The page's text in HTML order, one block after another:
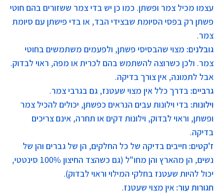
עצמו מכיל צמר ופשתן. כמו כן יש בדי צמר ששזורים בהם חוטי
פשתן רק בפסי הסיומת שבצידי הבד, או בדי פישתן עם סיומת
צמר.
גובלנים: מצוי שהבסיסי פשתן, ולפעמים משתמשים בחוטי
צמר. ולכן כשרוצה להשתמש בהם לכרית או מפה, ראוי לבדוק.
אבל לתמונה, אין צורך בדיקה.
גרביים: בדרך כלל אין מצוי שעטנז, גם בגרבי צמר.
וילונות: בדי וילונות עבים הנראים כפשתן, יכולים להכיל צמר
ופשתן, וראוי לבדוק, וילונות דקים או תחרה, אינם צריכים
בדיקה.
ז'קטים: חייבים בדיקה של כל החלקים, הן של גברים והן של
נשים, הן מהארץ והן מחו"ל (גם כשהצד החיצון 100% סינטטי,
יכול להיות שעטנז בחלקי המילוי וראוי לבדוק).
חגורות עור: אין מצוי שעטנז.